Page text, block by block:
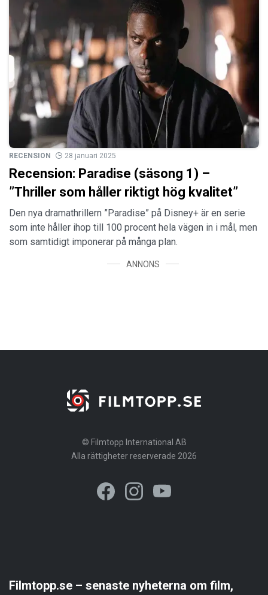
RECENSION 28 januari 2025
Recension: Paradise (säsong 1) –
”Thriller som håller riktigt hög kvalitet”
Den nya dramathrillern ”Paradise” på Disney+ är en serie
som inte håller ihop till 100 procent hela vägen in i mål, men
som samtidigt imponerar på många plan.
ANNONS
© Filmtopp International AB
Alla rättigheter reserverade 2026
Filmtopp.se – senaste nyheterna om film,